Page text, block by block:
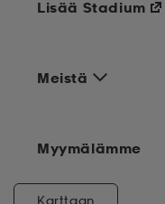
Meistä
Lisää Stadium
Myymälämme
Karttaan